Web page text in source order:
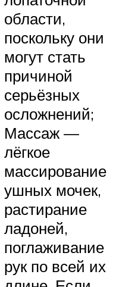
области,
поскольку они
могут стать
причиной
серьёзных
осложнений;
Массаж —
лёгкое
массирование
ушных мочек,
растирание
ладоней,
поглаживание
рук по всей их